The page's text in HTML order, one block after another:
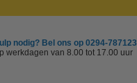
nodig? Bel ons op 0294-787123
werkdagen van 8.00 tot 17.00 uur